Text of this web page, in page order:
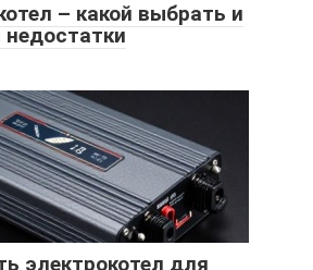
– какой выбрать и
недостатки
электрокотел для